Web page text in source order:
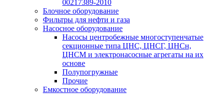
00217389-2010
Блочное оборудование
Фильтры для нефти и газа
Насосное оборудование
Насосы центробежные многоступенчатые
секционные типа ЦНС, ЦНСГ, ЦНСн,
ЦНСМ и электронасосные агрегаты на их
основе
Полупогружные
Прочие
Емкостное оборудование